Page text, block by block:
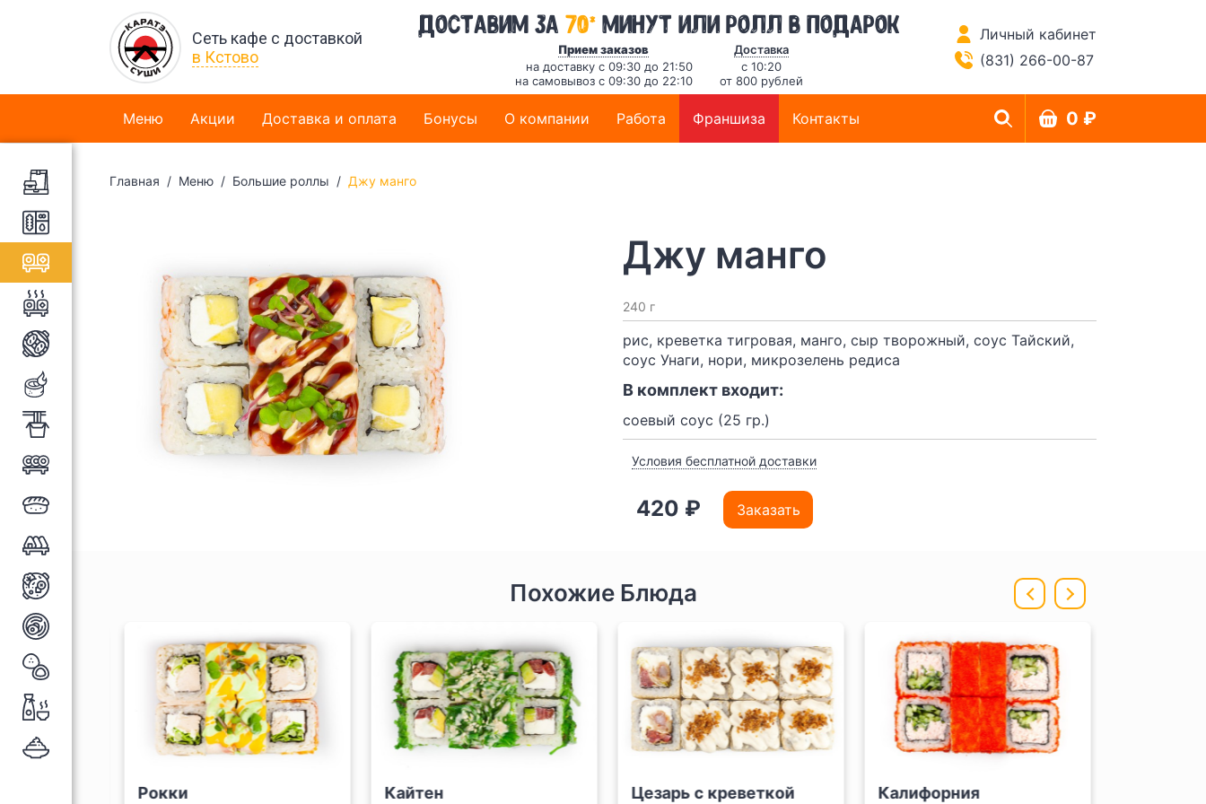
Сеть кафе с доставкой
в Кстово
Доставим за70* минутили ролл в подарок
Прием заказов
на доставку с 09:30 до 21:50
на самовывоз с 09:30 до 22:10
Доставка
с 10:20
от 800 рублей
Личный кабинет
(831) 266-00-87
Меню Акции Доставка и оплата Бонусы О компании Работа Франшиза Контакты 0 ₽
Главная Меню Большие роллы Джу манго
Джу манго
240 г
рис, креветка тигровая, манго, сыр творожный, соус Тайский,
соус Унаги, нори, микрозелень редиса
В комплект входит:
соевый соус (25 гр.)
Условия бесплатной доставки
420 ₽ Заказать
Похожие Блюда
Рокки Кайтен
Цезарь с креветкой
Калифорния